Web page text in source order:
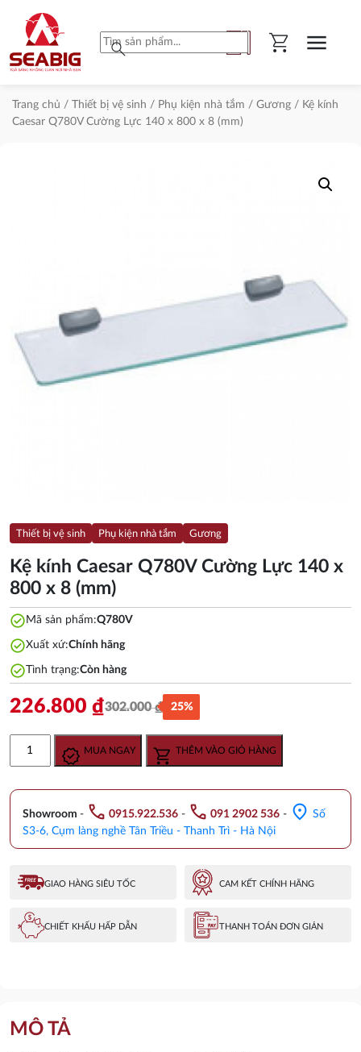
search shopping_cart menu
Trang chủ / Thiết bị vệ sinh / Phụ kiện nhà tắm / Gương / Kệ kính
Caesar Q780V Cường Lực 140 x 800 x 8 (mm)
Thiết bị vệ sinh Phụ kiện nhà tắm Gương
Kệ kính Caesar Q780V Cường Lực 140 x
800 x 8 (mm)
check_circle Mã sản phẩm:Q780V
check_circleXuất xứ:Chính hãng
check_circleTình trạng:Còn hàng
302.000₫
Giá
gốc
là:
226.800 ₫
Giá
hiện
tại
226.800 ₫.
25%
Q780V
Cường
Lực
140
800
(mm)
MUA NGAY THÊM VÀO GIỎ HÀNG
Showroom - call 0915.922.536 - call 091 2902 536 - location_on Số
S3-6, Cụm làng nghề Tân Triều - Thanh Trì - Hà Nội
GIAO HÀNG SIÊU TỐC CAM KẾT CHÍNH HÃNG
CHIẾT KHẤU HẤP DẪN THANH TOÁN ĐƠN GIẢN
MÔ TẢ